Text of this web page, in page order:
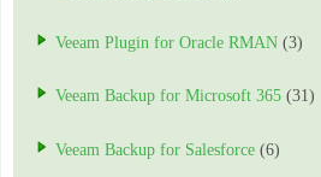
Veeam Plugin for Oracle RMAN (3)
Veeam Backup for Microsoft 365 (31)
Veeam Backup for Salesforce (6)